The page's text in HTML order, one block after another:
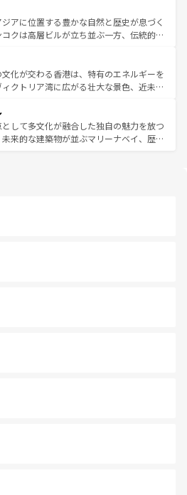
がら、韓国の多彩な魅力を心ゆくまで味
わってみてほしい。 なお、新着の韓国情報はコンテンツ一
い。
伝統が息づく。ハノイの古い町並みやホ
ンス統治時代の建物も、独特の雰囲気を
また、バラエティの豊かさとおいしさで
インミー、ベトナムコーヒーなどは、ぜ
い。どの地域を訪れてもあたたかい人々
くれるので、きっと忘れられない旅にな
アに位置する豊かな自然と歴史が息づく
クは高層ビルが立ち並ぶ一方、伝統的な
いる。北部ではチェンマイなどの山岳地
い、南部ではプーケットやクラビの美し
ト気分を楽しむことができる。タイ料理
年中温暖で、どの季節にも異なる楽しみ
しみやすいタイの人々、仏教を中心とし
様な観光資源が、訪れる旅人を魅了し続
化が交わる香港は、特有のエネルギーを
クトリア湾に広がる壮大な景色、近未来
も感動するはず。観光スポットが密集し
見どころを回れるのも魅力。息をのむよ
的な体験まで、香港を存分に楽しみ尽く
して多文化が融合した独自の魅力を放つ
来的な建築物が並ぶマリーナベイ、歴史
地元の風情を楽しめる外せないスポット